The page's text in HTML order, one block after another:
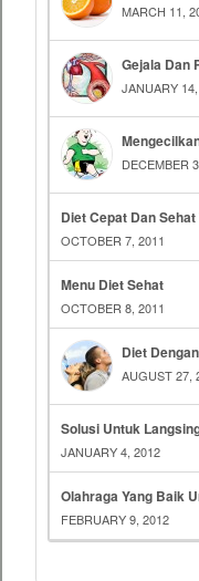
MARCH 11,
Gejala Dan
JANUARY
DECEMBER
Diet Cepat Dan
OCTOBER 7, 2011
Menu Diet Sehat
OCTOBER 8, 2011
Diet
AUGUST 27,
Solusi Untuk
JANUARY 4, 2012
Olahraga Yang Baik
FEBRUARY 9, 2012